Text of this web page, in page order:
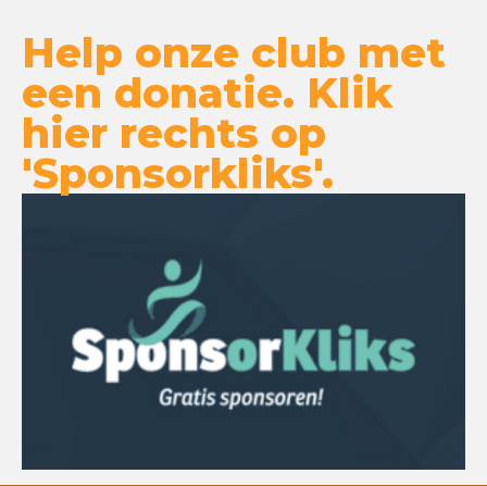
Help onze club met
een donatie. Klik
hier rechts op
'Sponsorkliks'.